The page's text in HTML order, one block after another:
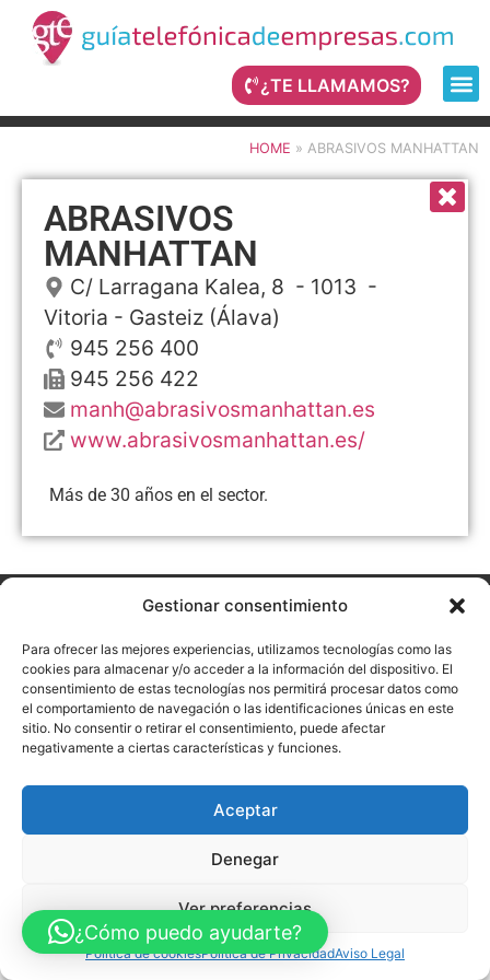
Gestionar consentimiento
Para ofrecer las mejores experiencias, utilizamos tecnologías como las
cookies para almacenar y/o acceder a la información del dispositivo. El
consentimiento de estas tecnologías nos permitirá procesar datos como
el comportamiento de navegación o las identificaciones únicas en este
sitio. No consentir o retirar el consentimiento, puede afectar
negativamente a ciertas características y funciones.
Aceptar
Denegar
Ver preferencias
Política de cookiesPolítica de PrivacidadAviso Legal
¿TE LLAMAMOS?
HOME » ABRASIVOS MANHATTAN
ABRASIVOS
MANHATTAN
C/ Larragana Kalea, 8 - 1013 -
Vitoria - Gasteiz (Álava)
945 256 400
945 256 422
manh@abrasivosmanhattan.es
www.abrasivosmanhattan.es/
Más de 30 años en el sector.
Política de Privacidad
Política de Cookies
FINANCIADO POR LA UNIÓN EUROPEA CON EL PROGRAMA KIT
DIGITAL POR LOS FONDOS NEXT GENERATION (EU) DEL
MECANISMO DE RECUPERACIÓN Y RESILENCIA
© Guia Telefónica de Empresas – Todos los derechos reservados.
¿Cómo puedo ayudarte?